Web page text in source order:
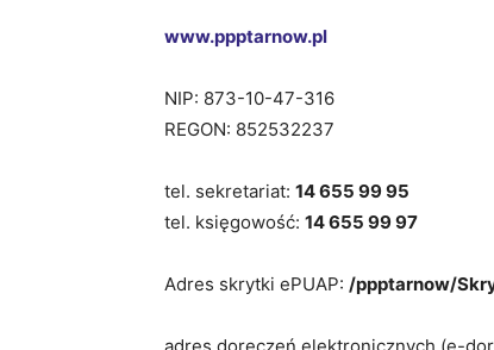
www.ppptarnow.pl
NIP: 873-10-47-316
REGON: 852532237
tel. sekretariat: 14 655 99 95
tel. księgowość: 14 655 99 97
Adres skrytki ePUAP: /ppptarnow/